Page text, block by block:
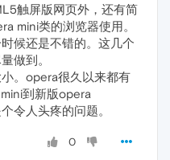
触屏版网页外，还有简
mini类的浏览器使用。
候还是不错的。这几个
做到。
。opera很久以来都有
到新版opera
令人头疼的问题。
0